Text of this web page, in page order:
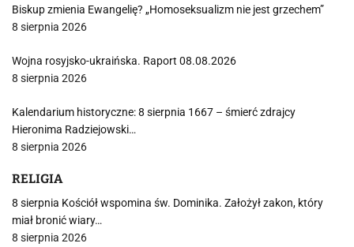
Biskup zmienia Ewangelię? „Homoseksualizm nie jest grzechem”
8 sierpnia 2026
Wojna rosyjsko-ukraińska. Raport 08.08.2026
8 sierpnia 2026
Kalendarium historyczne: 8 sierpnia 1667 – śmierć zdrajcy
Hieronima Radziejowski…
8 sierpnia 2026
RELIGIA
8 sierpnia Kościół wspomina św. Dominika. Założył zakon, który
miał bronić wiary…
8 sierpnia 2026